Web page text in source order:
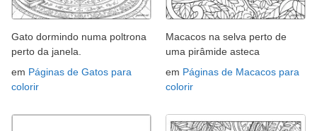
Gato dormindo numa poltrona
perto da janela.
em Páginas de Gatos para
colorir
Macacos na selva perto de
uma pirâmide asteca
em Páginas de Macacos para
colorir